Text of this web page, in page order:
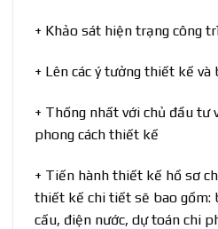
+ Khảo sát hiện trạng công
+ Lên các ý tưởng thiết kế và
+ Thống nhất với chủ đầu tư
phong cách thiết kế
+ Tiến hành thiết kế hồ sơ
thiết kế chi tiết sẽ bao gồm:
cấu, điện nước, dự toán chi